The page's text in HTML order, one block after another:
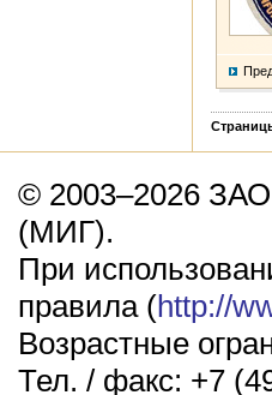
© 2003–2026
(МИГ).
При
правила (http://
Возрастные
Тел. / факс: +7